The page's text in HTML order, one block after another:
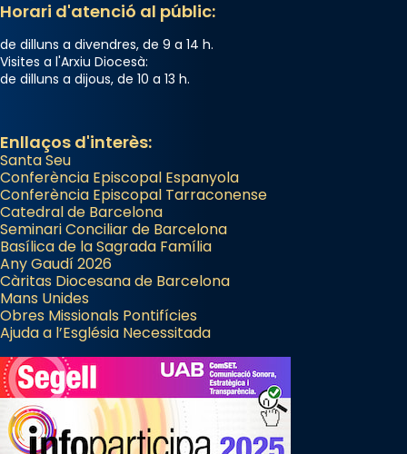
Horari d'atenció al públic:
de dilluns a divendres, de 9 a 14 h.
Visites a l'Arxiu Diocesà:
de dilluns a dijous, de 10 a 13 h.
Enllaços d'interès:
Santa Seu
Conferència Episcopal Espanyola
Conferència Episcopal Tarraconense
Catedral de Barcelona
Seminari Conciliar de Barcelona
Basílica de la Sagrada Família
Any Gaudí 2026
Càritas Diocesana de Barcelona
Mans Unides
Obres Missionals Pontifícies
Ajuda a l’Església Necessitada